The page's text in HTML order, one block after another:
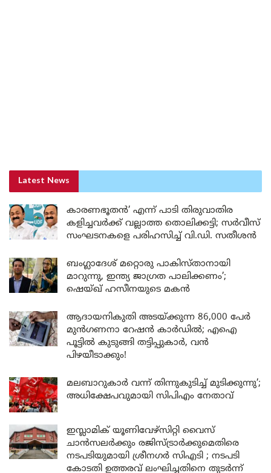
Latest News
കാരണഭൂതൻ’ എന്ന് പാടി തിരുവാതിര
കളിച്ചവർക്ക് വല്ലാത്ത തൊലിക്കട്ടി; സർവീസ്
സംഘടനകളെ പരിഹസിച്ച് വി.ഡി. സതീശൻ
ബംഗ്ലാദേശ് മറ്റൊരു പാകിസ്താനായി
മാറുന്നു, ഇന്ത്യ ജാഗ്രത പാലിക്കണം’;
ഷെയ്ഖ് ഹസീനയുടെ മകൻ
ആദായനികുതി അടയ്ക്കുന്ന 86,000 പേർ
മുൻഗണനാ റേഷൻ കാർഡിൽ; എഐ
പൂട്ടിൽ കുടുങ്ങി തട്ടിപ്പുകാർ, വൻ
പിഴയീടാക്കും!
മലബാറുകാർ വന്ന് തിന്നുകുടിച്ച് മുടിക്കുന്നു’;
അധിക്ഷേപവുമായി സിപിഎം നേതാവ്
ഇസ്ലാമിക് യൂണിവേഴ്സിറ്റി വൈസ്
ചാൻസലർക്കും രജിസ്ട്രാർക്കുമെതിരെ
നടപടിയുമായി ശ്രീനഗർ സിഎടി ; നടപടി
കോടതി ഉത്തരവ് ലംഘിച്ചതിനെ തുടർന്ന്